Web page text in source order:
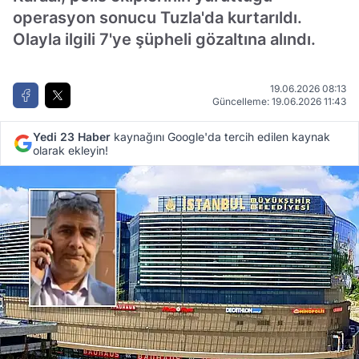
operasyon sonucu Tuzla'da kurtarıldı.
Olayla ilgili 7'ye şüpheli gözaltına alındı.
19.06.2026 08:13
Güncelleme: 19.06.2026 11:43
Yedi 23 Haber kaynağını Google'da tercih edilen kaynak
olarak ekleyin!